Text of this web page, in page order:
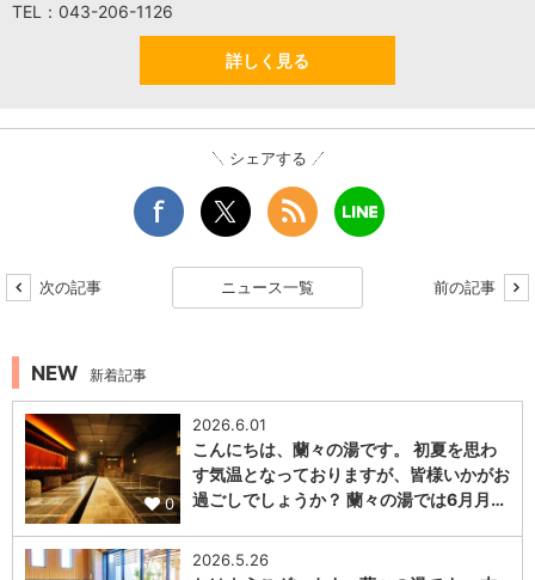
TEL：043-206-1126
詳しく見る
シェアする
次の記事 ニュース一覧 前の記事
NEW 新着記事
0
2026.6.01
こんにちは、蘭々の湯です。 初夏を思わ
す気温となっておりますが、皆様いかがお
過ごしでしょうか？ 蘭々の湯では6月月…
2026.5.26